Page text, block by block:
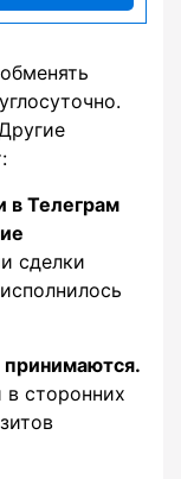
в Телеграм
сделки
в сторонних